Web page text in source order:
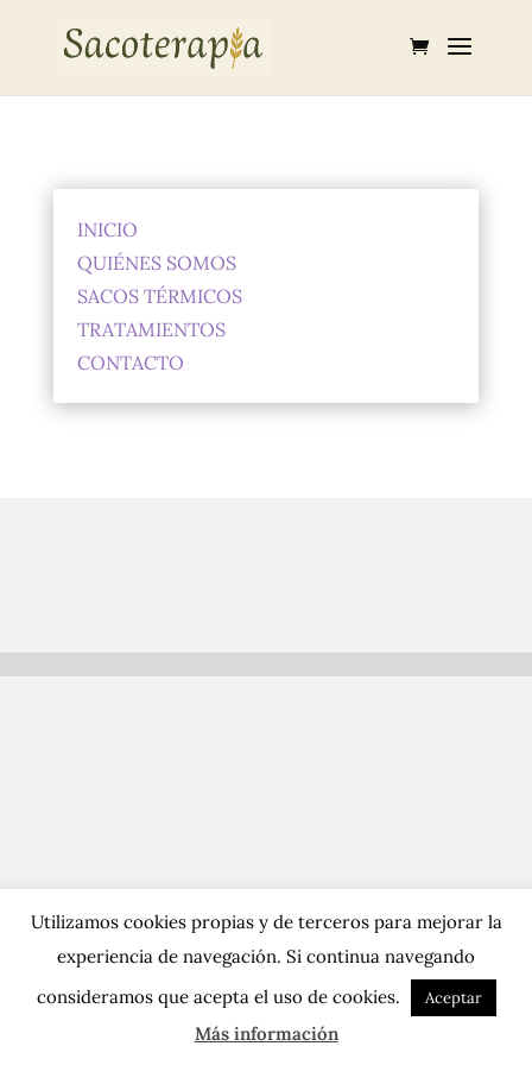
INICIO
QUIÉNES SOMOS
SACOS TÉRMICOS
TRATAMIENTOS
CONTACTO
Utilizamos cookies propias y de terceros para mejorar la
experiencia de navegación. Si continua navegando
consideramos que acepta el uso de cookies.
Aceptar
Más información